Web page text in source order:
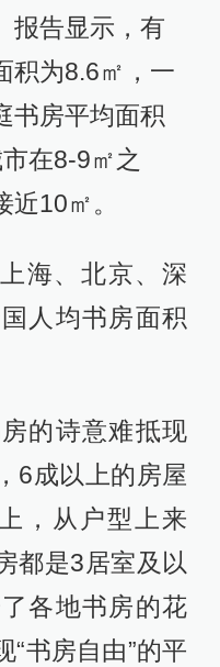
报告显示，有
积为8.6㎡，一
书房平均面积
在8-9㎡之
10㎡。
海、北京、深
人均书房面积
的诗意难抵现
6成以上的房屋
，从户型上来
都是3居室及以
各地书房的花
“书房自由”的平